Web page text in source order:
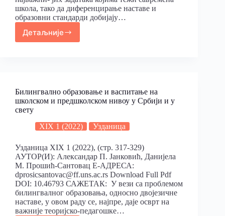
школа, тако да диференцирање наставе и
образовни стандарди добијају…
Детаљније
Билингвално образовање и васпитање на
школском и предшколском нивоу у Србији и у
свету
XIX 1 (2022)
Узданица
Узданица XIX 1 (2022), (стр. 317-329)
АУТОР(И): Александар П. Јанковић, Данијела
М. Прошић-Сантовац Е-АДРЕСА:
dprosicsantovac@ff.uns.ac.rs Download Full Pdf
DOI: 10.46793 САЖЕТАК: У вези са проблемом
билингвалног образовања, односно двојезичне
наставе, у овом раду се, најпре, даје осврт на
важније теоријско-педагошке…